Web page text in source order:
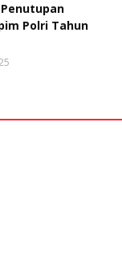
Polri Tahun